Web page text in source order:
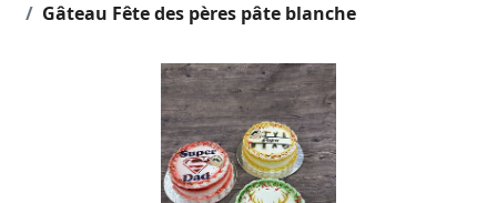
Gâteau Fête des pères pâte blanche